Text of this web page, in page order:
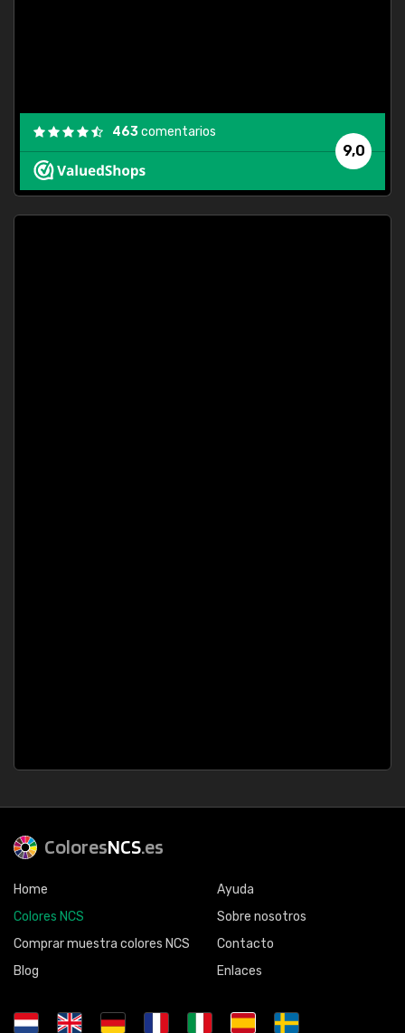
9,0
463comentarios
ColoresNCS.es
Home
Colores NCS
Comprar muestra colores NCS
Blog
Ayuda
Sobre nosotros
Contacto
Enlaces